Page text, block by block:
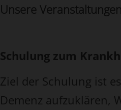
Unsere Veranstaltungen
Schulung zum
Ziel der Schulung ist
Demenz aufzuklären,